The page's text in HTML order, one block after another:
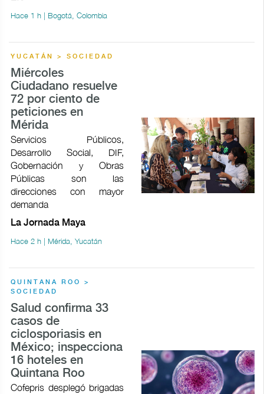
Hace 1 h | Bogotá, Colombia
YUCATÁN > SOCIEDAD
Miércoles
Ciudadano resuelve
72 por ciento de
peticiones en
Mérida
Servicios Públicos,
Desarrollo Social, DIF,
Gobernación y Obras
Públicas son las
direcciones con mayor
demanda
La Jornada Maya
Hace 2 h | Mérida, Yucatán
QUINTANA ROO >
SOCIEDAD
Salud confirma 33
casos de
ciclosporiasis en
México; inspecciona
16 hoteles en
Quintana Roo
Cofepris desplegó brigadas